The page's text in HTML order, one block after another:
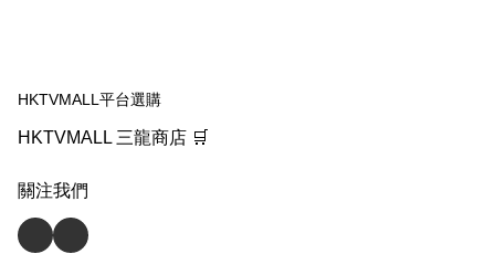
HKTVMALL平台選購
HKTVMALL 三龍商店 🛒
關注我們